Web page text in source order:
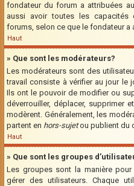
fondateur du forum a attribuées
aussi avoir toutes les capacités
forums, selon ce que le fondateur a
Haut
» Que sont les modérateurs?
Les modérateurs sont des
travail consiste à vérifier au jour le
Ils ont le pouvoir de modifier ou
déverrouiller, déplacer, supprimer
modèrent. Généralement, les
partent en hors-sujetou publient du
Haut
» Que sont les groupes
Les groupes sont la manière
gérer des utilisateurs. Chaque